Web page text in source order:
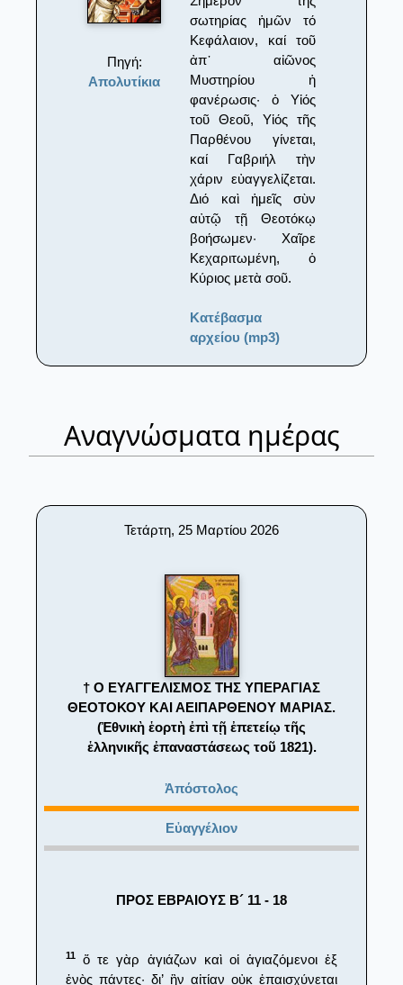
Πηγή:
Απολυτίκια
σωτηρίας ἡμῶν τό
Κεφάλαιον, καί τοῦ
ἀπ᾽ αἰῶνος
Μυστηρίου ἡ
φανέρωσις· ὁ Υἱός
τοῦ Θεοῦ, Υἱός τῆς
Παρθένου γίνεται,
καί Γαβριήλ τὴν
χάριν εὐαγγελίζεται.
Διό καὶ ἡμεῖς σὺν
αὐτῷ τῇ Θεοτόκῳ
βοήσωμεν· Χαῖρε
Κεχαριτωμένη, ὁ
Κύριος μετὰ σοῦ.
Κατέβασμα
αρχείου (mp3)
Αναγνώσματα ημέρας
Τετάρτη, 25 Μαρτίου 2026
† Ο ΕΥΑΓΓΕΛΙΣΜΟΣ ΤΗΣ ΥΠΕΡΑΓΙΑΣ
ΘΕΟΤΟΚΟΥ ΚΑΙ ΑΕΙΠΑΡΘΕΝΟΥ ΜΑΡΙΑΣ.
(Ἐθνικὴ ἑορτὴ ἐπὶ τῇ ἐπετείῳ τῆς
ἑλληνικῆς ἐπαναστάσεως τοῦ 1821).
Ἀπόστολος
Εὐαγγέλιον
ΠΡΟΣ ΕΒΡΑΙΟΥΣ Β´ 11 - 18
11
ὅ τε γὰρ ἁγιάζων καὶ οἱ ἁγιαζόμενοι ἐξ
ἑνὸς πάντες· δι’ ἣν αἰτίαν οὐκ ἐπαισχύνεται